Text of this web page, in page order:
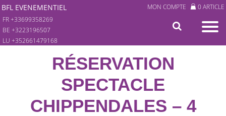
BFL EVENEMENTIEL
FR +33699358269
BE +3223196507
LU +352661479168
MON COMPTE 0 ARTICLE
RÉSERVATION
SPECTACLE
CHIPPENDALES – 4